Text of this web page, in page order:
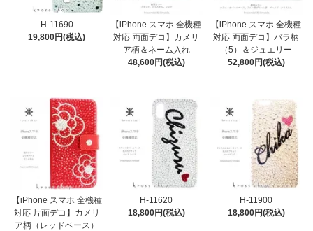
H-11690
19,800円(税込)
【iPhone スマホ 全機種
対応 両面デコ】カメリ
ア柄＆ネーム入れ
48,600円(税込)
【iPhone スマホ 全機種
対応 両面デコ】バラ柄
（5）＆ジュエリー
52,800円(税込)
【iPhone スマホ 全機種
対応 片面デコ】カメリ
ア柄（レッドベース）
H-11620
18,800円(税込)
H-11900
18,800円(税込)